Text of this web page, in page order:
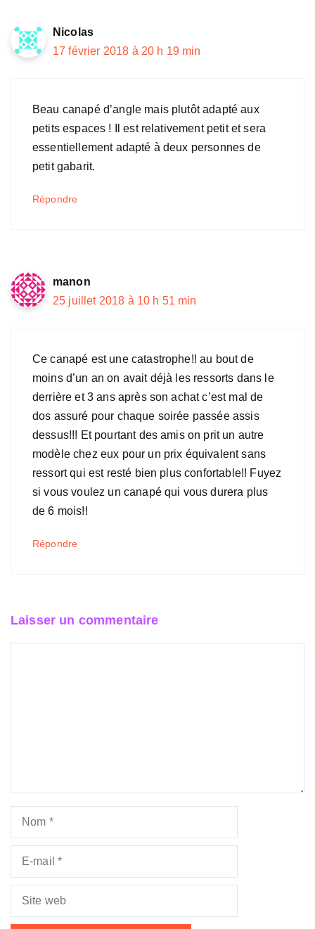
Nicolas
17 février 2018 à 20 h 19 min
Beau canapé d’angle mais plutôt adapté aux
petits espaces ! Il est relativement petit et sera
essentiellement adapté à deux personnes de
petit gabarit.
Répondre
manon
25 juillet 2018 à 10 h 51 min
Ce canapé est une catastrophe!! au bout de
moins d’un an on avait déjà les ressorts dans le
derrière et 3 ans après son achat c’est mal de
dos assuré pour chaque soirée passée assis
dessus!!! Et pourtant des amis on prit un autre
modèle chez eux pour un prix équivalent sans
ressort qui est resté bien plus confortable!! Fuyez
si vous voulez un canapé qui vous durera plus
de 6 mois!!
Répondre
Laisser un commentaire
Nom
Site